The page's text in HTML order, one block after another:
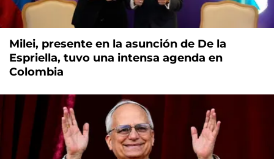
Milei, presente en la asunción de De la
Espriella, tuvo una intensa agenda en
Colombia